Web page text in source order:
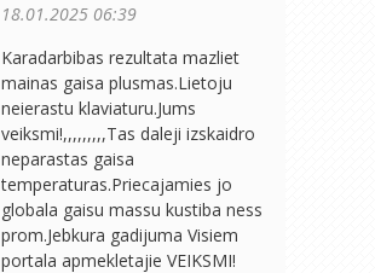
18.01.2025 06:39
Karadarbibas rezultata mazliet
mainas gaisa plusmas.Lietoju
neierastu klaviaturu.Jums
veiksmi!,,,,,,,,,Tas daleji izskaidro
neparastas gaisa
temperaturas.Priecajamies jo
globala gaisu massu kustiba ness
prom.Jebkura gadijuma Visiem
portala apmekletajie VEIKSMI!